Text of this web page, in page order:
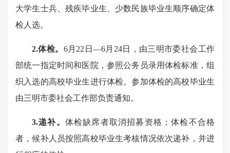
大学生士兵、残疾毕业生、少数民族毕业生顺序确定体
检人选。
2.体检。 6月22日—6月24日，由三明市委社会工作
部统一指定时间和医院，参照公务员录用体检标准，组
织入选的高校毕业生进行体检。参加体检的高校毕业生
由三明市委社会工作部负责通知。
3.递补。 体检缺席者取消招募资格；体检不合格
者，候补人员按照高校毕业生考核情况依次递补，并进